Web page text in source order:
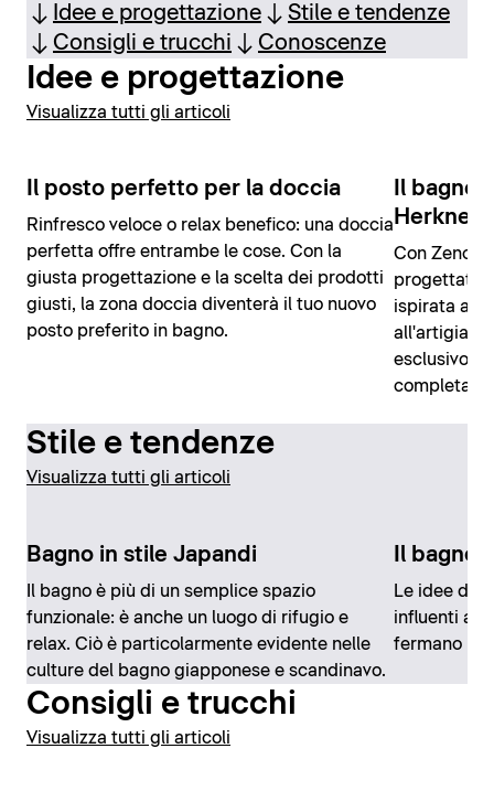
Idee e progettazione
Stile e tendenze
Consigli e trucchi
Conoscenze
Idee e progettazione
Visualizza tutti gli articoli
Il posto perfetto per la doccia
Rinfresco veloce o relax benefico: una doccia
perfetta offre entrambe le cose. Con la
giusta progettazione e la scelta dei prodotti
giusti, la zona doccia diventerà il tuo nuovo
posto preferito in bagno.
Il bagno
Herkner
Con
progettato
ispirata ai
esclusivo,
Stile e tendenze
Visualizza tutti gli articoli
Bagno in stile Japandi
Il bagno è più di un semplice spazio
funzionale: è anche un luogo di rifugio e
relax. Ciò è particolarmente evidente nelle
culture del bagno giapponese e scandinavo.
Il bagno
Le idee di
influenti a
fermano
Consigli e trucchi
Visualizza tutti gli articoli